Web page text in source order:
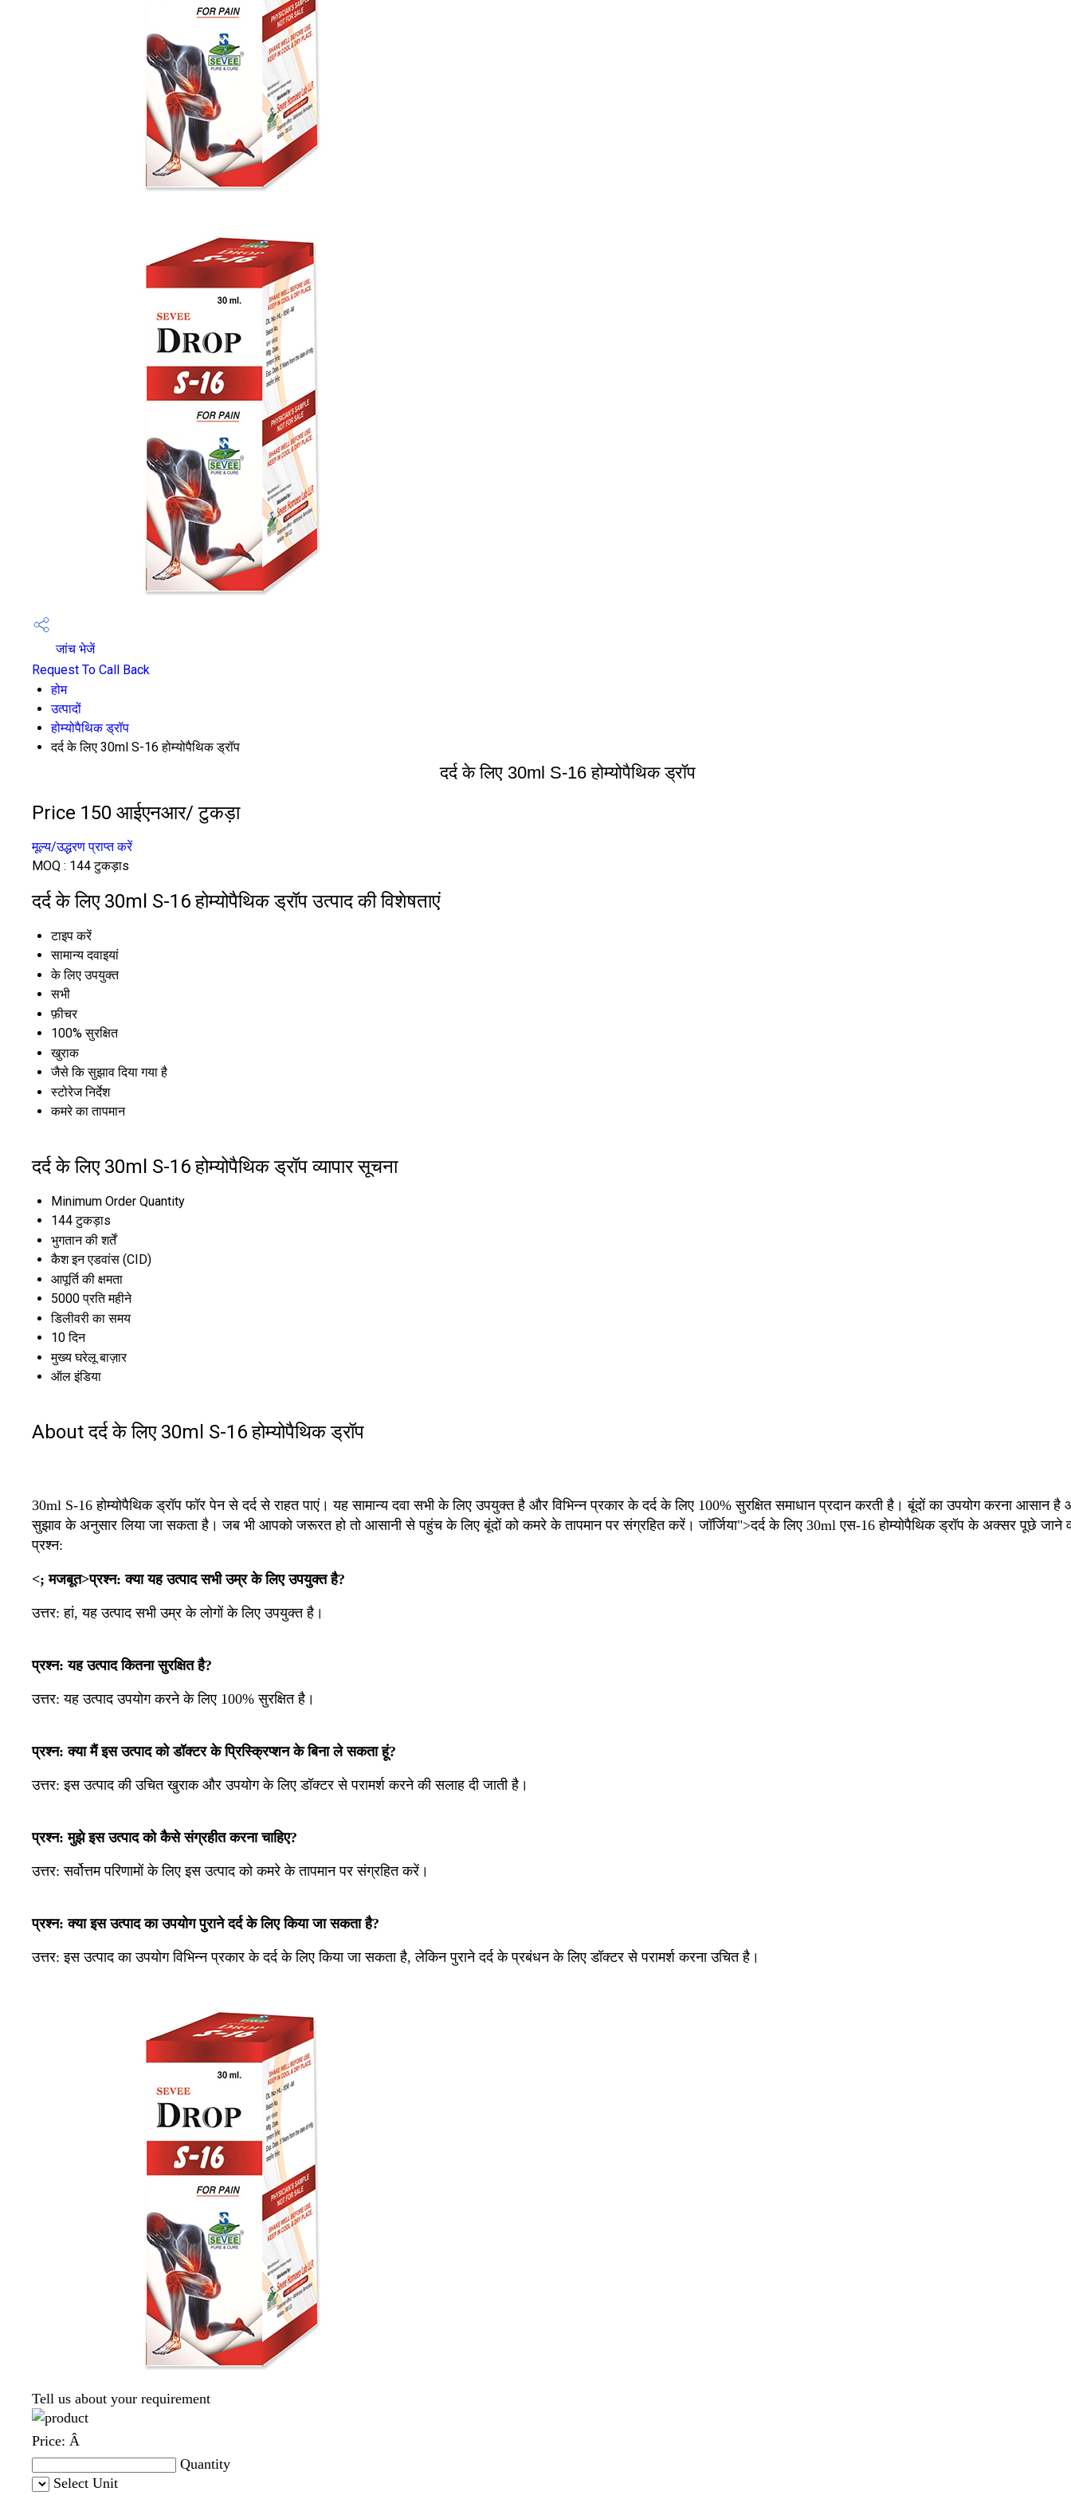
जांच भेजें
Request To Call Back
होम
उत्पादों
होम्योपैथिक ड्रॉप
दर्द के लिए 30ml S-16 होम्योपैथिक ड्रॉप
दर्द के लिए 30ml S-16 होम्योपैथिक ड्रॉप
Price 150 आईएनआर/ टुकड़ा
मूल्य/उद्धरण प्राप्त करें
MOQ : 144 टुकड़ाs
दर्द के लिए 30ml S-16 होम्योपैथिक ड्रॉप उत्पाद की विशेषताएं
टाइप करें
सामान्य दवाइयां
के लिए उपयुक्त
सभी
फ़ीचर
100% सुरक्षित
खुराक
जैसे कि सुझाव दिया गया है
स्टोरेज निर्देश
कमरे का तापमान
दर्द के लिए 30ml S-16 होम्योपैथिक ड्रॉप व्यापार सूचना
Minimum Order Quantity
144 टुकड़ाs
भुगतान की शर्तें
कैश इन एडवांस (CID)
आपूर्ति की क्षमता
5000 प्रति महीने
डिलीवरी का समय
10 दिन
मुख्य घरेलू बाज़ार
ऑल इंडिया
About दर्द के लिए 30ml S-16 होम्योपैथिक ड्रॉप
30ml S-16 होम्योपैथिक ड्रॉप फॉर पेन से दर्द से राहत पाएं। यह सामान्य दवा सभी के लिए उपयुक्त है और विभिन्न प्रकार के दर्द के लिए 100% सुरक्षित समाधान प्रदान करती है। बूंदों का उपयोग करना आसान है
सुझाव के अनुसार लिया जा सकता है। जब भी आपको जरूरत हो तो आसानी से पहुंच के लिए बूंदों को कमरे के तापमान पर संग्रहित करें। जॉर्जिया">दर्द के लिए 30ml एस-16 होम्योपैथिक ड्रॉप के अक्सर पूछे जाने
प्रश्न:
<; मजबूत>प्रश्न: क्या यह उत्पाद सभी उम्र के लिए उपयुक्त है?
उत्तर: हां, यह उत्पाद सभी उम्र के लोगों के लिए उपयुक्त है।
प्रश्न: यह उत्पाद कितना सुरक्षित है?
उत्तर:यह उत्पाद उपयोग करने के लिए 100% सुरक्षित है।
प्रश्न: क्या मैं इस उत्पाद को डॉक्टर के प्रिस्क्रिप्शन के बिना ले सकता हूं?
उत्तर: इस उत्पाद की उचित खुराक और उपयोग के लिए डॉक्टर से परामर्श करने की सलाह दी जाती है।
प्रश्न: मुझे इस उत्पाद को कैसे संग्रहीत करना चाहिए?
उत्तर: सर्वोत्तम परिणामों के लिए इस उत्पाद को कमरे के तापमान पर संग्रहित करें।
प्रश्न: क्या इस उत्पाद का उपयोग पुराने दर्द के लिए किया जा सकता है?
उत्तर:इस उत्पाद का उपयोग विभिन्न प्रकार के दर्द के लिए किया जा सकता है, लेकिन पुराने दर्द के प्रबंधन के लिए डॉक्टर से परामर्श करना उचित है।
Tell us about your requirement
Price: Â
Quantity
Select Unit